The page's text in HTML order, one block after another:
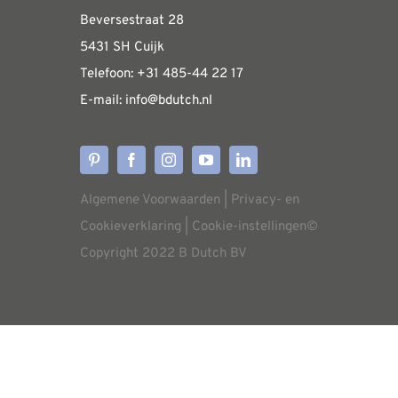
op
de
productpagina
Algemene informatie &
Verzendkosten
Levertijden
Aflevering
Beversestraat 28
5431 SH Cuijk
Telefoon: +31 485-44 22 17
E-mail: info@bdutch.nl
Algemene Voorwaarden
Privacy- en
Cookieverklaring
Cookie-instellingen©
Copyright 2022 B Dutch BV